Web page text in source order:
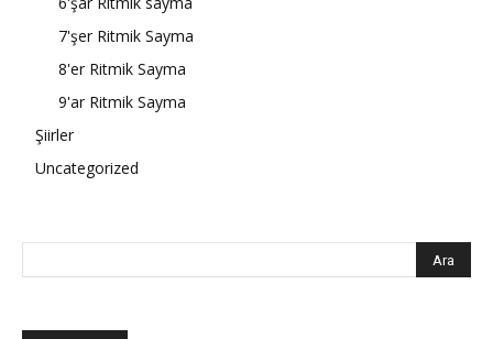
7'şer Ritmik Sayma
8'er Ritmik Sayma
9'ar Ritmik Sayma
Şiirler
Uncategorized